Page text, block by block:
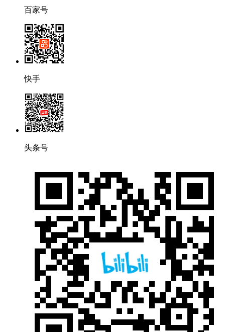
百家号
快手
头条号